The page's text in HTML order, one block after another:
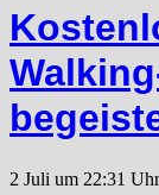
2 Juli um 22:31 Uhr